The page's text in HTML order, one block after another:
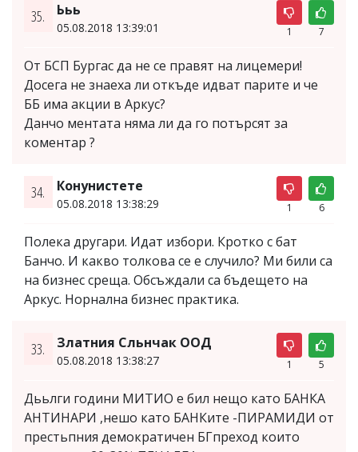
35. Ььь
05.08.2018 13:39:01 1 7
От БСП Бургас да не се правят на лицемери!
Досега не знаеха ли откъде идват парите и че
ББ има акции в Аркус?
Данчо ментата няма ли да го потърсят за
коментар ?
34. Конунистете
05.08.2018 13:38:29 1 6
Полека другари. Идат избори. Кротко с бат
Банчо. И какво толкова се е случило? Ми били са
на бизнес среща. Обсъждали са бъдещето на
Аркус. Норнална бизнес практика.
33. Златния Сльнчак ООД
05.08.2018 13:38:27 1 5
Дььлги години МИТИО е бил нещо като БАНКА
АНТИНАРИ ,нешо като БАНКите -ПИРАМИДИ от
престьпния демократичен БГпреход които